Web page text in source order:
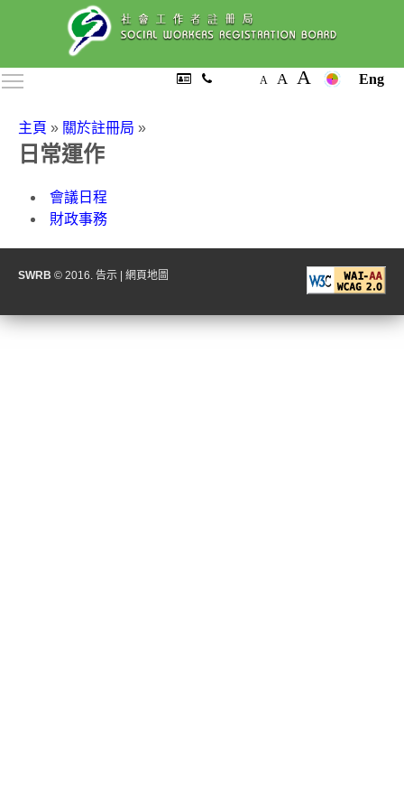
A A A Eng
Toggle main menu visibility
主頁 » 關於註冊局 »
日常運作
會議日程
財政事務
SWRB © 2016. 告示 網頁地圖